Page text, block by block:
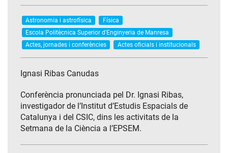
Astronomia i astrofísica
Física
Escola Politècnica Superior d'Enginyeria de Manresa
Actes, jornades i conferències
Actes oficials i institucionals
Ignasi Ribas Canudas
Conferència pronunciada pel Dr. Ignasi Ribas,
investigador de l’Institut d’Estudis Espacials de
Catalunya i del CSIC, dins les activitats de la
Setmana de la Ciència a l’EPSEM.